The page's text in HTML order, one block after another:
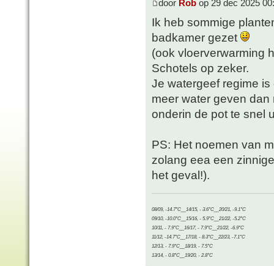
door Rob op 29 dec 2025
Ik heb sommige
badkamer gezet
(ook vloerverwarming
Schotels op zeker.
Je watergeef regime
meer water geven
onderin de pot te snel
PS: Het noemen van
zolang eea een
het geval!).
08/09, -14.7°C__14/15, - 3.6°C__20/21, -9.1°C
09/10, -10.0°C__15/16, - 5.9°C__21/22, -5.2°C
10/11, - 7.9°C__16/17, - 7.9°C__21/22, -6.9°C
11/12, -14.7°C__17/18, - 8.3°C__22/23, -7.1°C
12/13, - 7.9°C__18/19, - 7.5°C
13/14, - 0.8°C__19/20, - 2.8°C